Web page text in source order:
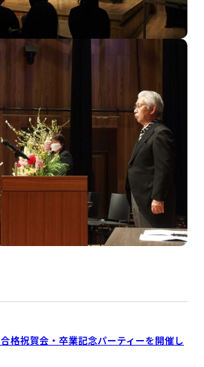
合格祝賀会・卒業記念パーティーを開催し